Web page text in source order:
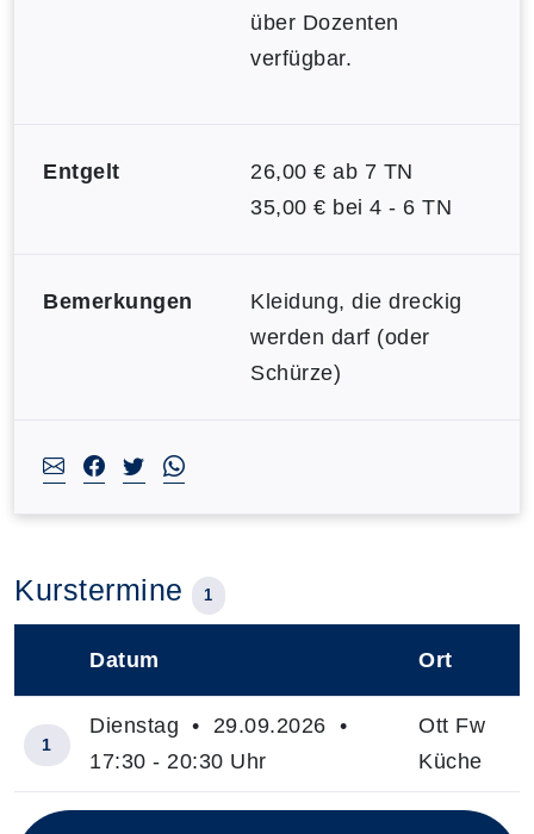
über Dozenten
verfügbar.
Entgelt
26,00 € ab 7 TN
35,00 € bei 4 - 6 TN
Bemerkungen
Kleidung, die dreckig
werden darf (oder
Schürze)
Kurstermine 1
Insgesamt gibt es 1 Termine zum diesen Kurs
Datum Ort
1
Dienstag • 29.09.2026 •
17:30 - 20:30 Uhr
Ott Fw
Küche